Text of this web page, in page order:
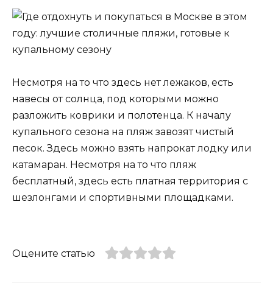
Несмотря на то что здесь нет лежаков, есть
навесы от солнца, под которыми можно
разложить коврики и полотенца. К началу
купального сезона на пляж завозят чистый
песок. Здесь можно взять напрокат лодку или
катамаран. Несмотря на то что пляж
бесплатный, здесь есть платная территория с
шезлонгами и спортивными площадками.
Оцените статью